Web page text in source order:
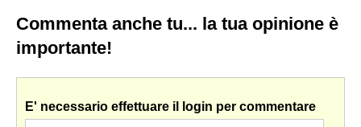
Commenta anche tu... la tua opinione è
importante!
E' necessario effettuare il login per commentare